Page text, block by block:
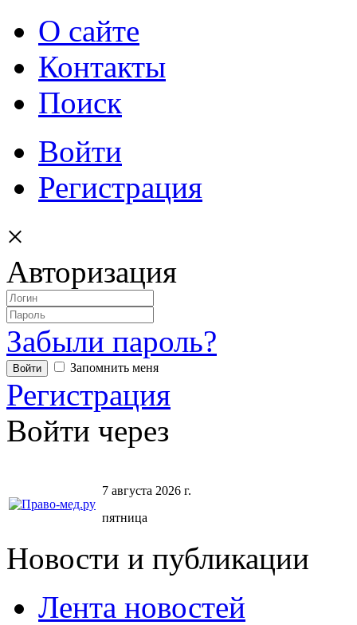
О сайте
Контакты
Поиск
Войти
Регистрация
×
Авторизация
Забыли пароль?
Запомнить меня
Регистрация
Войти через
7 августа 2026 г.
пятница
Новости и публикации
Лента новостей